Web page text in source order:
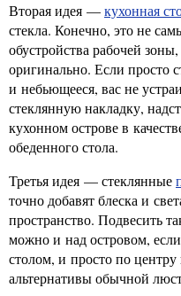
Вторая идея —кухонная
стекла. Конечно, это не
обустройства рабочей
оригинально. Если просто
и небьющееся, вас не
стеклянную накладку,
кухонном острове в
обеденного стола.
Третья идея — стеклянные
точно добавят блеска и
пространство. Подвесить
можно и над островом,
столом, и просто по центру
альтернативы обычной